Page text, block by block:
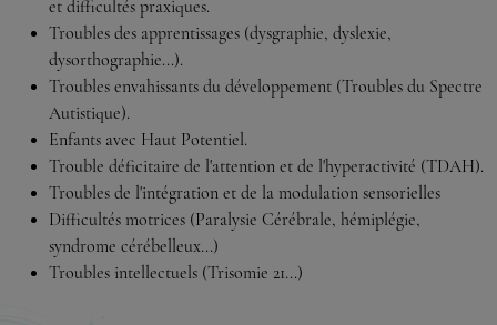
et difficultés praxiques.
Troubles des apprentissages (dysgraphie, dyslexie,
dysorthographie...).
Troubles envahissants du développement (Troubles du Spectre
Autistique).
Enfants avec Haut Potentiel.
Trouble déficitaire de l'attention et de l'hyperactivité (TDAH).
Troubles de l'intégration et de la modulation sensorielles
Difficultés motrices (Paralysie Cérébrale, hémiplégie,
syndrome cérébelleux...)
Troubles intellectuels (Trisomie 21...)